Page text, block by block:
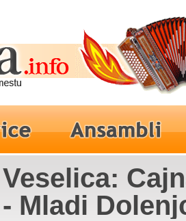
Veselica:
- Mladi